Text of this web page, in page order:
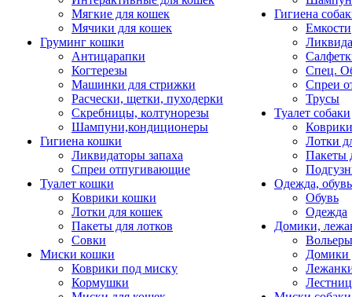
Мягкие для кошек
Мячики для кошек
Груминг кошки
Антицарапки
Когтерезы
Машинки для стрижки
Расчески, щетки, пуходерки
Скребницы, колтунорезы
Шампуни,кондиционеры
Гигиена кошки
Ликвидаторы запаха
Спреи отпугивающие
Туалет кошки
Коврики кошки
Лотки для кошек
Пакеты для лотков
Совки
Миски кошки
Коврики под миску
Кормушки
Гигиена
Емкости
Спец.
Спреи
Трусы
Туалет собаки
Коврики
Лотки
Пакеты
Одежда, обувь
Обувь
Одежда
Домики,
Домики